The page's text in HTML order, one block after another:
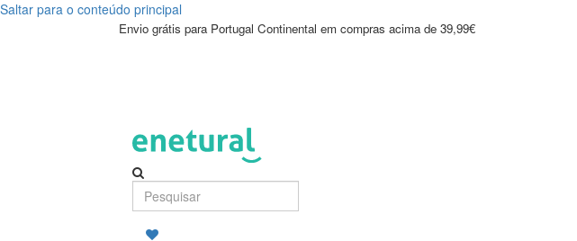
Saltar para o conteúdo principal
Envio grátis para Portugal Continental em compras acima de 39,99€